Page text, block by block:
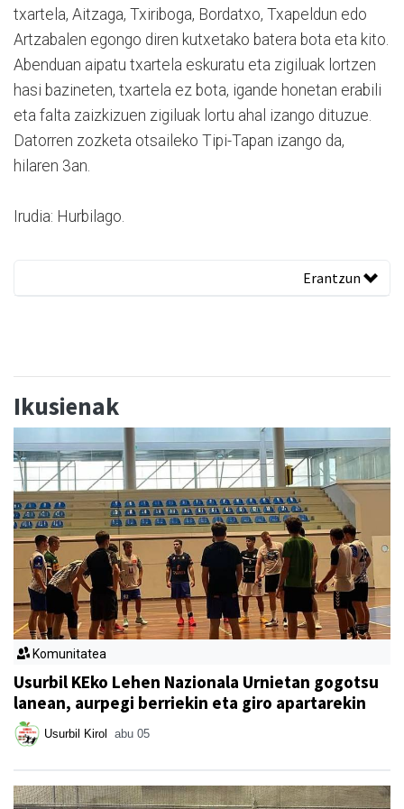
txartela, Aitzaga, Txiriboga, Bordatxo, Txapeldun edo
Artzabalen egongo diren kutxetako batera bota eta kito.
Abenduan aipatu txartela eskuratu eta zigiluak lortzen
hasi bazineten, txartela ez bota, igande honetan erabili
eta falta zaizkizuen zigiluak lortu ahal izango dituzue.
Datorren zozketa otsaileko Tipi-Tapan izango da,
hilaren 3an.
Irudia: Hurbilago.
Erantzun
Ikusienak
Komunitatea
Usurbil KEko Lehen Nazionala Urnietan gogotsu
lanean, aurpegi berriekin eta giro apartarekin
Usurbil Kirol abu 05